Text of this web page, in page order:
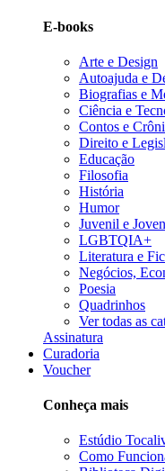
E-books
Arte e Design
Autoajuda e
Biografias e
Ciência e
Contos e
Direito e
Educação
Filosofia
História
Humor
Juvenil e
LGBTQIA+
Literatura e
Negócios,
Poesia
Quadrinhos
Ver todas as
Assinatura
Curadoria
Voucher
Conheça mais
Estúdio
Como